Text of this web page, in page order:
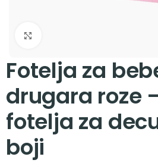
Fotelja za
drugara roze
fotelja za
boji